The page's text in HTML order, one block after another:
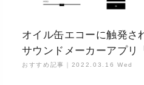
オイル缶エコーに触発さ
サウンドメーカーアプリ
おすすめ記事｜ 2022.03.16 Wed